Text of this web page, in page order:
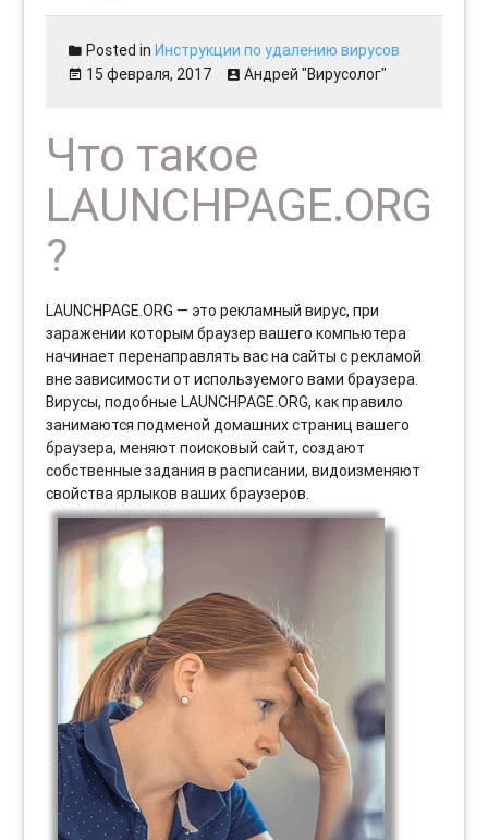
Posted inИнструкции по удалению вирусов
15 февраля, 2017
Андрей "Вирусолог"
Что такое
LAUNCHPAGE.ORG
?
LAUNCHPAGE.ORG — это рекламный вирус, при
заражении которым браузер вашего компьютера
начинает перенаправлять вас на сайты с рекламой
вне зависимости от используемого вами браузера.
Вирусы, подобные LAUNCHPAGE.ORG, как правило
занимаются подменой домашних страниц вашего
браузера, меняют поисковый сайт, создают
собственные задания в расписании, видоизменяют
свойства ярлыков ваших браузеров.